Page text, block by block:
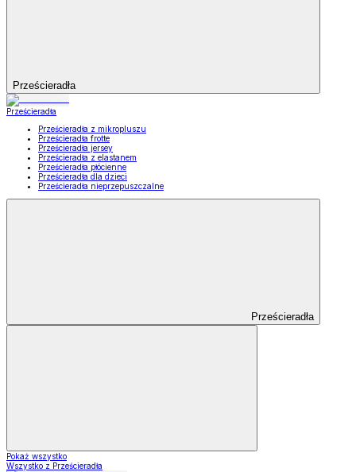
Prześcieradła
Prześcieradła
Prześcieradła z mikropluszu
Prześcieradła frotte
Prześcieradła jersey
Prześcieradła z elastanem
Prześcieradła płócienne
Prześcieradła dla dzieci
Prześcieradła nieprzepuszczalne
Prześcieradła
Pokaż wszystko
Wszystko z Prześcieradła